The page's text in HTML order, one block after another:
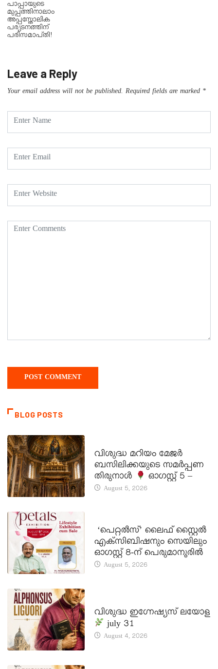
പാപ്പായുടെ
മുപ്പത്തിനാലാം
അപ്പസ്തോലിക
പര്യടനത്തിന്
പരിസമാപ്തി!
Leave a Reply
Your email address will not be published. Required fields are marked *
BLOG POSTS
വിശുദ്ധ മറിയം മേജർ
ബസിലിക്കയുടെ സമർപ്പണ
തിരുനാൾ
ഓഗസ്റ്റ് 5 –
August 5, 2026
‘പെറ്റൽസ്’ ലൈഫ് സ്റ്റൈൽ
എക്സിബിഷനും സെയിലും
ഓഗസ്റ്റ് 8-ന് പെരുമാനൂരിൽ
August 5, 2026
വിശുദ്ധ ഇഗ്നേഷ്യസ് ലയോള
july 31
August 4, 2026